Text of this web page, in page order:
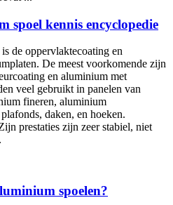
spoel kennis encyclopedie
de oppervlaktecoating en
De meest voorkomende zijn
en aluminium met
veel gebruikt in panelen van
fineren, aluminium
daken, en hoeken.
prestaties zijn zeer stabiel, niet
spoelen?